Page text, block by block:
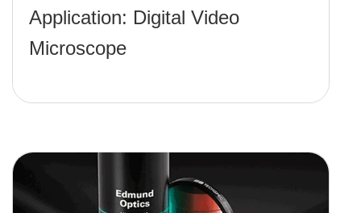
Application: Digital Video
Microscope